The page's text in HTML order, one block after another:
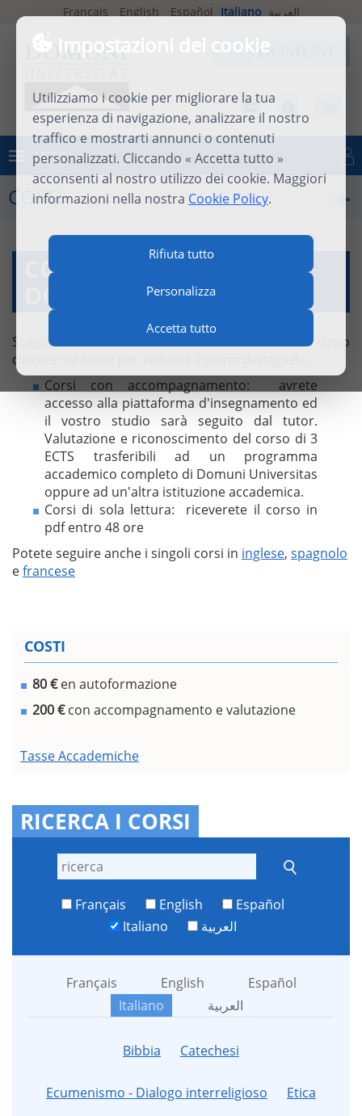
Impostazioni dei cookie
Utilizziamo i cookie per migliorare la tua
esperienza di navigazione, analizzare il nostro
traffico e mostrarti annunci o contenuti
personalizzati. Cliccando « Accetta tutto »
acconsenti al nostro utilizzo dei cookie. Maggiori
informazioni nella nostra Cookie Policy.
Rifiuta tutto
Personalizza
Accetta tutto
Français English Español Italiano العربية
MENU Connettersi
CORSI
CORSI À LA CARTE
DOMUNI
Scegliete il corso utilizzando il motore di ricerca, dopo
cliccate sul titolo per vederne il piano dettagliato.
Corsi con accompagnamento: avrete
accesso alla piattaforma d'insegnamento ed
il vostro studio sarà seguito dal tutor.
Valutazione e riconoscimento del corso di 3
ECTS trasferibili ad un programma
accademico completo di Domuni Universitas
oppure ad un'altra istituzione accademica.
Corsi di sola lettura: riceverete il corso in
pdf entro 48 ore
Potete seguire anche i singoli corsi in inglese, spagnolo
efrancese
COSTI
80 €en autoformazione
200 €con accompagnamento e valutazione
Tasse Accademiche
RICERCA I CORSI
Français English
Español
Italiano
العربية
Français English
Español
Italiano
العربية
Bibbia Catechesi
Ecumenismo - Dialogo interreligioso Etica